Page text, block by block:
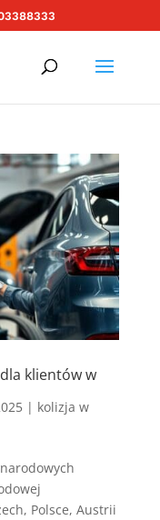
klientów w
| kolizja w
Polsce, Austrii